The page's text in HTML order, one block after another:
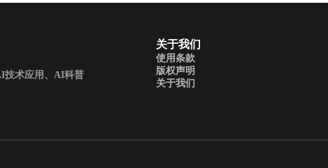
技术应用、AI科普
关于我们
使用条款
版权声明
关于我们